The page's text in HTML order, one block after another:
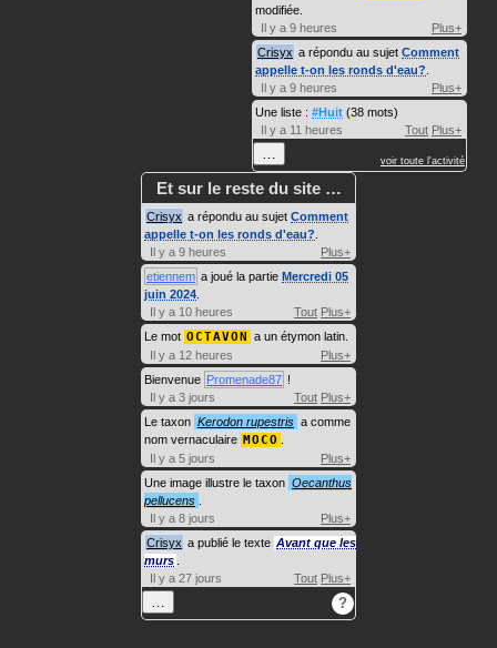
modifiée.
Il y a 9 heures
Plus+
Crisyx a répondu au sujet Comment
appelle t-on les ronds d'eau?
Il y a 9 heures
Plus+
Une liste : #Huit (38 mots)
Il y a 11 heures
Tout Plus+
voir toute l'activité
Et sur le reste du site …
Crisyx a répondu au sujet Comment
appelle t-on les ronds d'eau?
Il y a 9 heures
Plus+
etiennem a joué la partie Mercredi 05
juin 2024
Il y a 10 heures
Tout Plus+
Le mot OCTAVON a un étymon latin.
Il y a 12 heures
Plus+
Bienvenue Promenade87 !
Il y a 3 jours
Tout Plus+
Le taxon Kerodon rupestris a comme
nom vernaculaire MOCO
Il y a 5 jours
Plus+
Une image illustre le taxon Oecanthus
pellucens
Il y a 8 jours
Plus+
Crisyx a publié le texte Avant que les
murs
Il y a 27 jours
Tout Plus+
?